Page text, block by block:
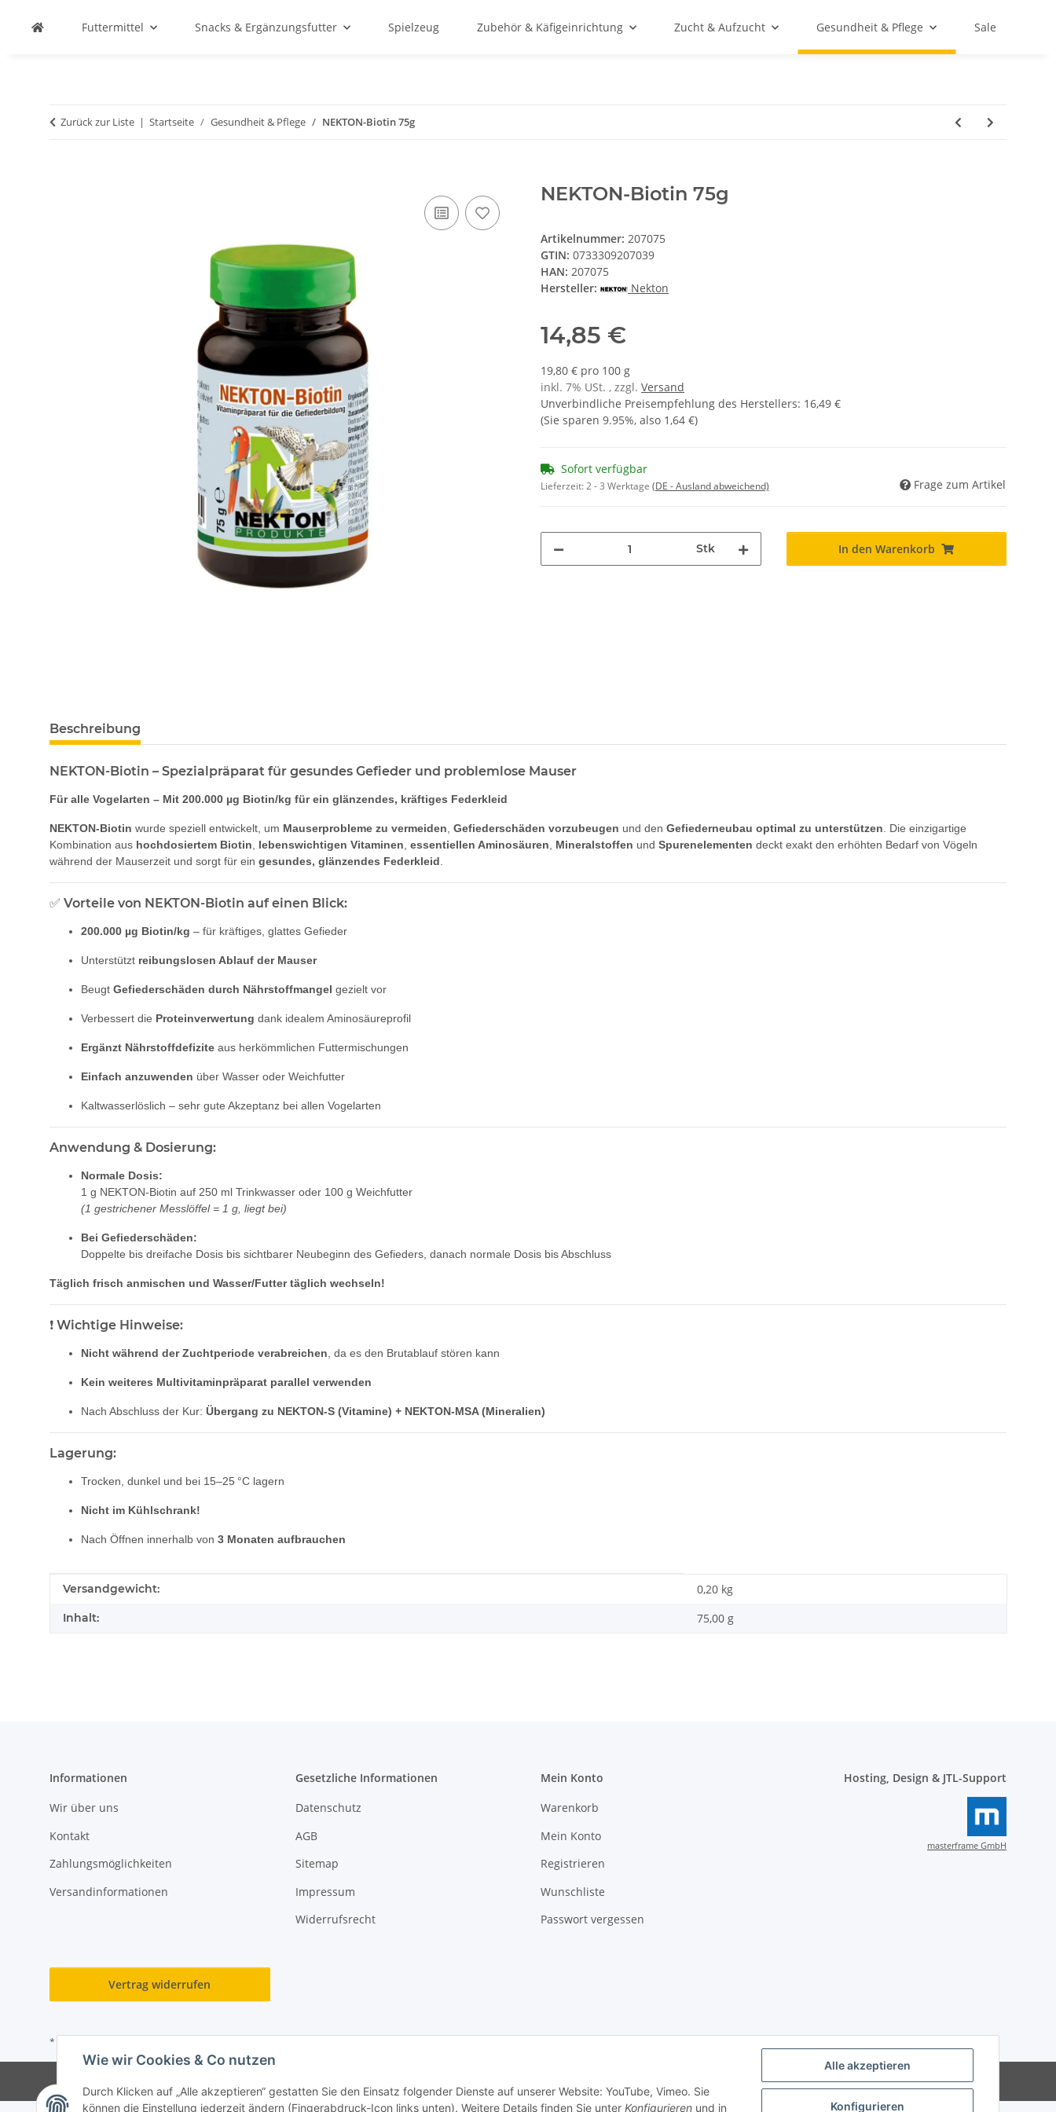
Alle akzeptieren
Konfigurieren
Wie wir Cookies & Co nutzen
Durch Klicken auf „Alle akzeptieren“ gestatten Sie den Einsatz folgender Dienste auf unserer Website: YouTube, Vimeo. Sie
können die Einstellung jederzeit ändern (Fingerabdruck-Icon links unten). Weitere Details finden Sie unter Konfigurieren und in
Futtermittel Snacks & Ergänzungsfutter Spielzeug Zubehör & Käfigeinrichtung Zucht & Aufzucht Gesundheit & Pflege Sale
Zurück zur Liste Startseite Gesundheit & Pflege NEKTON-Biotin 75g
NEKTON-Biotin 75g
Artikelnummer: 207075
GTIN: 0733309207039
HAN: 207075
Hersteller:
Nekton
14,85 €
19,80 € pro 100 g
inkl. 7% USt. , zzgl. Versand
Unverbindliche Preisempfehlung des Herstellers: 16,49 €
(Sie sparen 9.95%, also 1,64 €)
Sofort verfügbar
Lieferzeit:2 - 3 Werktage (DE - Ausland abweichend) Frage zum Artikel
Stk In den Warenkorb
Beschreibung
NEKTON-Biotin – Spezialpräparat für gesundes Gefieder und problemlose Mauser
Für alle Vogelarten – Mit 200.000 µg Biotin/kg für ein glänzendes, kräftiges Federkleid
NEKTON-Biotin wurde speziell entwickelt, um Mauserprobleme zu vermeiden, Gefiederschäden vorzubeugen und den Gefiederneubau optimal zu unterstützen. Die einzigartige
Kombination aus hochdosiertem Biotin, lebenswichtigen Vitaminen, essentiellen Aminosäuren, Mineralstoffen und Spurenelementen deckt exakt den erhöhten Bedarf von Vögeln
während der Mauserzeit und sorgt für ein gesundes, glänzendes Federkleid.
✅ Vorteile von NEKTON-Biotin auf einen Blick:
200.000 µg Biotin/kg – für kräftiges, glattes Gefieder
Unterstützt reibungslosen Ablauf der Mauser
Beugt Gefiederschäden durch Nährstoffmangel gezielt vor
Verbessert die Proteinverwertung dank idealem Aminosäureprofil
Ergänzt Nährstoffdefizite aus herkömmlichen Futtermischungen
Einfach anzuwenden über Wasser oder Weichfutter
Kaltwasserlöslich – sehr gute Akzeptanz bei allen Vogelarten
Anwendung & Dosierung:
Normale Dosis:
1 g NEKTON-Biotin auf 250 ml Trinkwasser oder 100 g Weichfutter
(1 gestrichener Messlöffel = 1 g, liegt bei)
Bei Gefiederschäden:
Doppelte bis dreifache Dosis bis sichtbarer Neubeginn des Gefieders, danach normale Dosis bis Abschluss
Täglich frisch anmischen und Wasser/Futter täglich wechseln!
❗ Wichtige Hinweise:
Nicht während der Zuchtperiode verabreichen, da es den Brutablauf stören kann
Kein weiteres Multivitaminpräparat parallel verwenden
Nach Abschluss der Kur: Übergang zu NEKTON-S (Vitamine) + NEKTON-MSA (Mineralien)
Lagerung:
Trocken, dunkel und bei 15–25 °C lagern
Nicht im Kühlschrank!
Nach Öffnen innerhalb von 3 Monaten aufbrauchen
Produkteigenschaft
Wert
Versandgewicht: 0,20 kg
Inhalt: 75,00 g
Informationen
Wir über uns
Kontakt
Zahlungsmöglichkeiten
Versandinformationen
Gesetzliche Informationen
Datenschutz
AGB
Sitemap
Impressum
Widerrufsrecht
Mein Konto
Warenkorb
Mein Konto
Registrieren
Wunschliste
Passwort vergessen
Hosting, Design & JTL-Support
masterframe GmbH
Vertrag widerrufen
* Alle Preise inkl. gesetzlicher USt., zzgl.
Powered byJTL-Shop